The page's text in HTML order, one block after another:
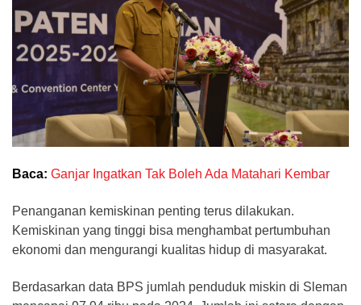
Baca: Ganjar Ingatkan Tak Boleh Ada Matahari Kembar
Penanganan kemiskinan penting terus dilakukan.
Kemiskinan yang tinggi bisa menghambat pertumbuhan
ekonomi dan mengurangi kualitas hidup di masyarakat.
Berdasarkan data BPS jumlah penduduk miskin di Sleman